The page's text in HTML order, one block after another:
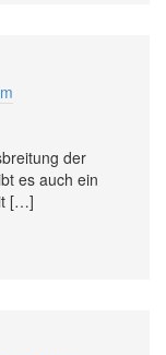
der
es auch ein
[…]